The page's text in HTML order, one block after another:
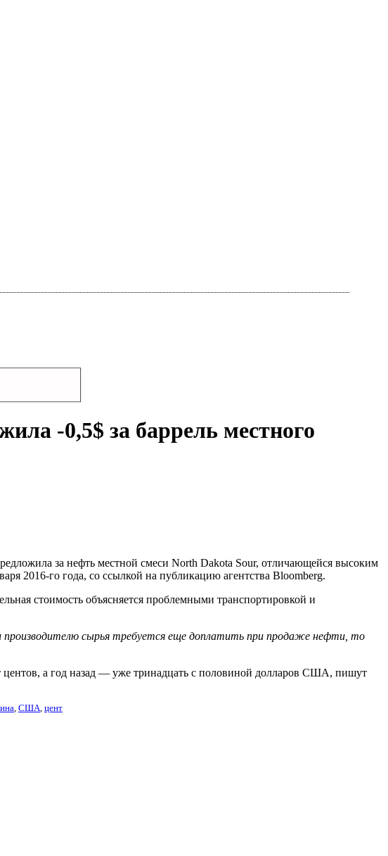
-0,5$ за баррель местного
за нефть местной смеси North Dakota Sour, отличающейся высоким
2016-го года, со ссылкой на публикацию агентства Bloomberg.
стоимость объясняется проблемными транспортировкой и
производителю сырья требуется еще доплатить при продаже нефти, то
центов, а год назад — уже тринадцать с половиной долларов США, пишут
, США, цент